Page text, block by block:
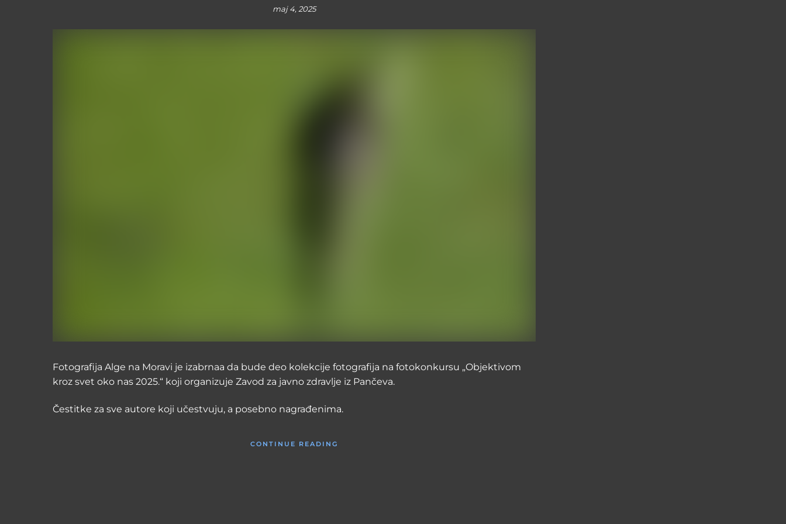
maj 4, 2025
Fotografija Alge na Moravi je izabrnaa da bude deo kolekcije fotografija na fotokonkursu „Objektivom
kroz svet oko nas 2025.“ koji organizuje Zavod za javno zdravlje iz Pančeva.
Čestitke za sve autore koji učestvuju, a posebno nagrađenima.
CONTINUE READING